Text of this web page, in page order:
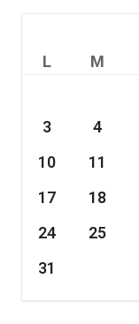
L M
3
4
10
11
17
18
24
25
31